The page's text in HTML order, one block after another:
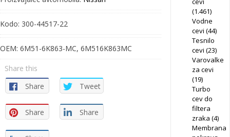
INTERCOOLER
-
44517-
22
quantity
Kodo: 300-44517-22
OEM: 6M51-6K863-MC, 6M516K863MC
Share this
Share
Tweet
Share Share
(1.461)
Vodne
cevi (44)
Tesnilo
cevi (23)
Varovalke
za cevi
(19)
Turbo
cev do
filtera
zraka (4)
Membrana